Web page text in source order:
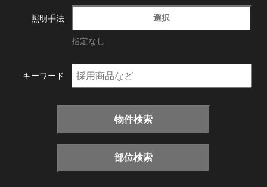
照明手法 選択
指定なし
キーワード
物件検索
部位検索